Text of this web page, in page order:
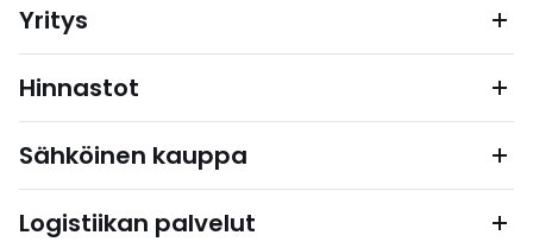
Yritys
Hinnastot
Sähköinen kauppa
Logistiikan palvelut